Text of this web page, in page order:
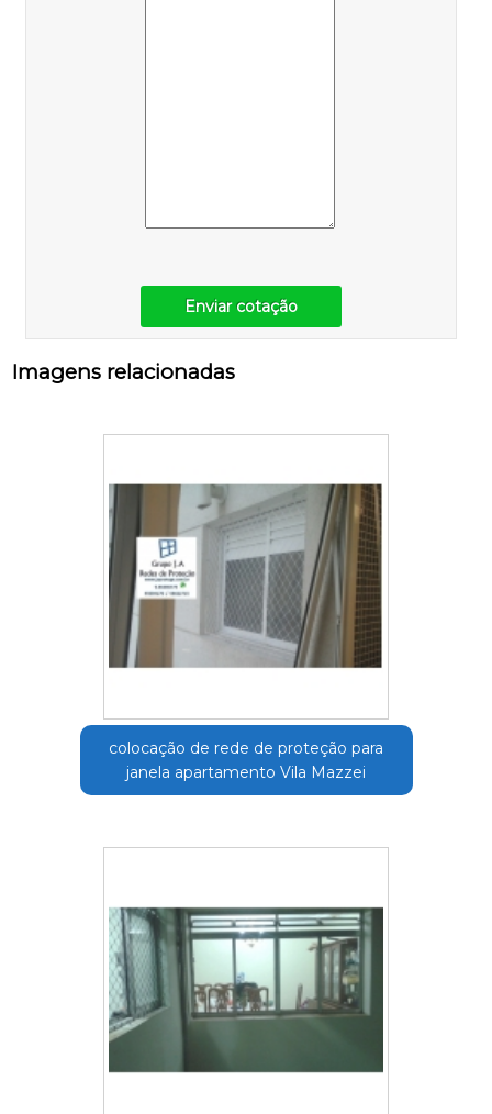
Enviar cotação
Imagens relacionadas
colocação de rede de proteção para
janela apartamento Vila Mazzei